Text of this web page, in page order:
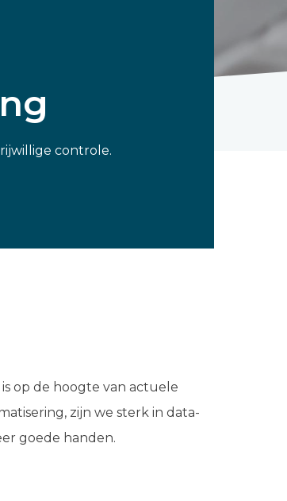
controle.
op de hoogte van actuele
zijn we sterk in data-
goede handen.